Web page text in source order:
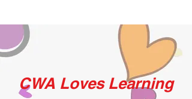
CWA Loves Learning